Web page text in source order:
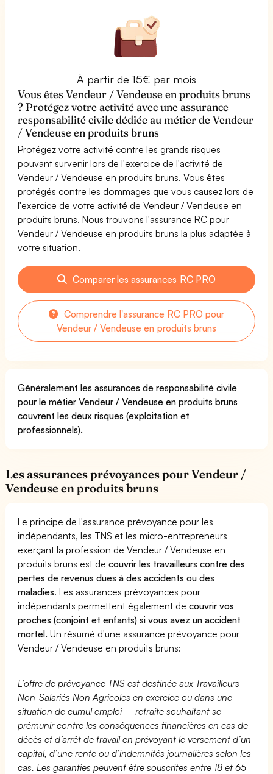
À partir de 15€ par mois
Vous êtes Vendeur / Vendeuse en produits bruns
? Protégez votre activité avec une assurance
responsabilité civile dédiée au métier de Vendeur
/ Vendeuse en produits bruns
Protégez votre activité contre les grands risques
pouvant survenir lors de l'exercice de l'activité de
Vendeur / Vendeuse en produits bruns. Vous êtes
protégés contre les dommages que vous causez lors de
l'exercice de votre activité de Vendeur / Vendeuse en
produits bruns. Nous trouvons l'assurance RC pour
Vendeur / Vendeuse en produits bruns la plus adaptée à
votre situation.
Comparer les assurances RC PRO
Comprendre l'assurance RC PRO pour
Vendeur / Vendeuse en produits bruns
Généralement les assurances de responsabilité civile
pour le métier Vendeur / Vendeuse en produits bruns
couvrent les deux risques (exploitation et
professionnels).
Les assurances prévoyances pour Vendeur /
Vendeuse en produits bruns
Le principe de l'assurance prévoyance pour les
indépendants, les TNS et les micro-entrepreneurs
exerçant la profession de Vendeur / Vendeuse en
produits bruns est decouvrir les travailleurs contre des
pertes de revenus dues à des accidents ou des
maladies. Les assurances prévoyances pour
indépendants permettent également decouvrir vos
proches (conjoint et enfants) si vous avez un accident
mortel. Un résumé d'une assurance prévoyance pour
Vendeur / Vendeuse en produits bruns:
L’offre de prévoyance TNS est destinée aux Travailleurs
Non-Salariés Non Agricoles en exercice ou dans une
situation de cumul emploi – retraite souhaitant se
prémunir contre les conséquences financières en cas de
décès et d’arrêt de travail en prévoyant le versement d’un
capital, d’une rente ou d’indemnités journalières selon les
cas. Les garanties peuvent être souscrites entre 18 et 65